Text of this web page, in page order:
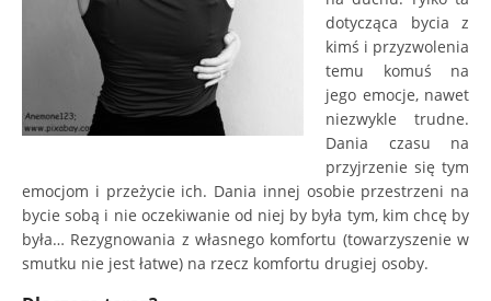
dotycząca bycia z
kimś i przyzwolenia
temu komuś na
jego emocje, nawet
niezwykle trudne.
Dania czasu na
przyjrzenie się tym
emocjom i przeżycie ich. Dania innej osobie przestrzeni na
bycie sobą i nie oczekiwanie od niej by była tym, kim chcę by
była… Rezygnowania z własnego komfortu (towarzyszenie w
smutku nie jest łatwe) na rzecz komfortu drugiej osoby.